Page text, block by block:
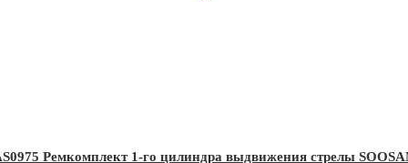
Ремкомплект 1-го цилиндра выдвижения стрелы